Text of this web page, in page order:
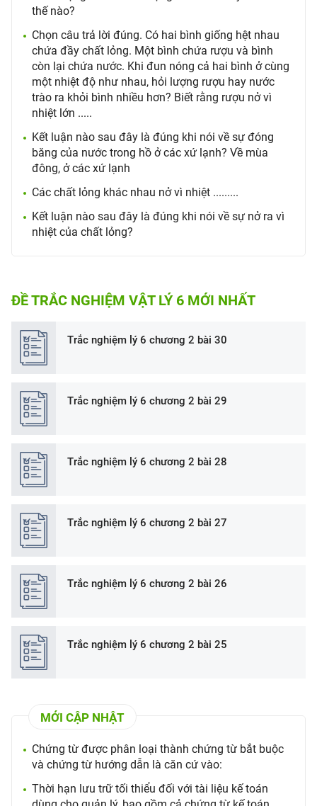
thế nào?
Chọn câu trả lời đúng. Có hai bình giống hệt nhau
chứa đầy chất lỏng. Một bình chứa rượu và bình
còn lại chứa nước. Khi đun nóng cả hai bình ở cùng
một nhiệt độ như nhau, hỏi lượng rượu hay nước
trào ra khỏi bình nhiều hơn? Biết rằng rượu nở vì
nhiệt lớn .....
Kết luận nào sau đây là đúng khi nói về sự đóng
băng của nước trong hồ ở các xứ lạnh? Về mùa
đông, ở các xứ lạnh
Các chất lỏng khác nhau nở vì nhiệt .........
Kết luận nào sau đây là đúng khi nói về sự nở ra vì
nhiệt của chất lỏng?
ĐỀ TRẮC NGHIỆM VẬT LÝ 6 MỚI NHẤT
Trắc nghiệm lý 6 chương 2 bài 30
Trắc nghiệm lý 6 chương 2 bài 29
Trắc nghiệm lý 6 chương 2 bài 28
Trắc nghiệm lý 6 chương 2 bài 27
Trắc nghiệm lý 6 chương 2 bài 26
Trắc nghiệm lý 6 chương 2 bài 25
MỚI CẬP NHẬT
Chứng từ được phân loại thành chứng từ bắt buộc
và chứng từ hướng dẫn là căn cứ vào:
Thời hạn lưu trữ tối thiểu đối với tài liệu kế toán